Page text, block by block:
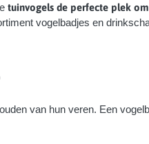
tuinvogels de perfecte plek
vogelbadjes en
van hun veren. Een